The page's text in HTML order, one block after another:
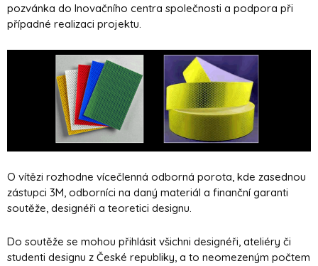
pozvánka do Inovačního centra společnosti a podpora při
případné realizaci projektu.
O vítězi rozhodne vícečlenná odborná porota, kde zasednou
zástupci 3M, odborníci na daný materiál a finanční garanti
soutěže, designéři a teoretici designu.
Do soutěže se mohou přihlásit všichni designéři, ateliéry či
studenti designu z České republiky, a to neomezeným počtem